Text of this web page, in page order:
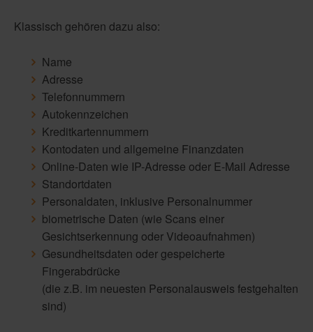
Klassisch gehören dazu also:
Name
Adresse
Telefonnummern
Autokennzeichen
Kreditkartennummern
Kontodaten und allgemeine Finanzdaten
Online-Daten wie IP-Adresse oder E-Mail Adresse
Standortdaten
Personaldaten, inklusive Personalnummer
biometrische Daten (wie Scans einer
Gesichtserkennung oder Videoaufnahmen)
Gesundheitsdaten oder gespeicherte
Fingerabdrücke
(die z.B. im neuesten Personalausweis festgehalten
sind)